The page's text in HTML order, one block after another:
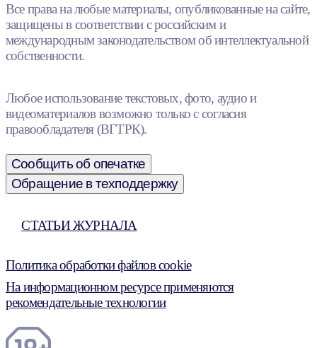
Все права на любые материалы, опубликованные на сайте,
защищены в соответствии с российским и
международным законодательством об интеллектуальной
собственности.
Любое использование текстовых, фото, аудио и
видеоматериалов возможно только с согласия
правообладателя (ВГТРК).
Сообщить об опечатке
Обращение в техподдержку
СТАТЬИ ЖУРНАЛА
Политика обработки файлов cookie
На информационном ресурсе применяются
рекомендательные технологии